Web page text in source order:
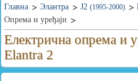
Главна Элантра J2 (1995-2000)
Опрема и уређаји
Електрична опрема и
Elantra 2